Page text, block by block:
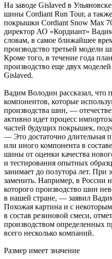
На заводе Gislaved в
шины Cordiant Run Tour, а
покрышки Cordiant Snow Max
директор АО «Кордиант»
словам, в самое ближайшее
производство третьей модели
Кроме того, в течение года
производство еще двух
Gislaved.
Вадим Володин рассказал, что
компонентов, которые
производства шин, —
активно идет процесс
частей будущих покрышек,
— Это достаточно длительная
или иного компонента в
шины от оценки качества
и тестирования опытных
занимает до полутора лет. При
заменить. Например, в России
которого производство шин
в нашей стране, — заявил
Похожая картина и с
в состав резиновой смеси,
производством определенных
всего несколько компаний.
Размер имеет значение